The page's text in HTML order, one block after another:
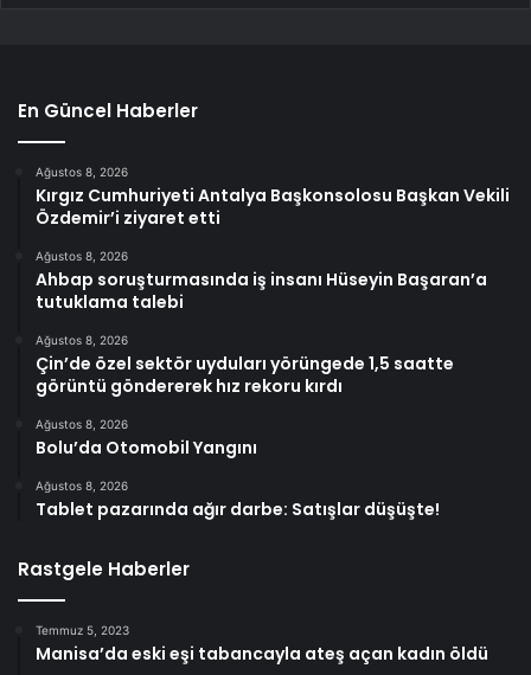
En Güncel Haberler
Ağustos 8, 2026
Kırgız Cumhuriyeti Antalya Başkonsolosu Başkan Vekili
Özdemir’i ziyaret etti
Ağustos 8, 2026
Ahbap soruşturmasında iş insanı Hüseyin Başaran’a
tutuklama talebi
Ağustos 8, 2026
Çin’de özel sektör uyduları yörüngede 1,5 saatte
görüntü göndererek hız rekoru kırdı
Ağustos 8, 2026
Bolu’da Otomobil Yangını
Ağustos 8, 2026
Tablet pazarında ağır darbe: Satışlar düşüşte!
Rastgele Haberler
Temmuz 5, 2023
Manisa’da eski eşi tabancayla ateş açan kadın öldü